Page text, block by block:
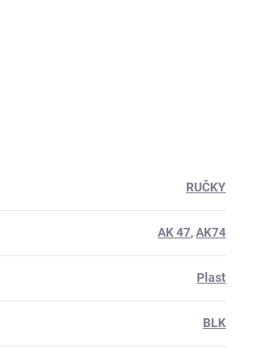
RUČKY
AK 47,AK74
Plast
BLK